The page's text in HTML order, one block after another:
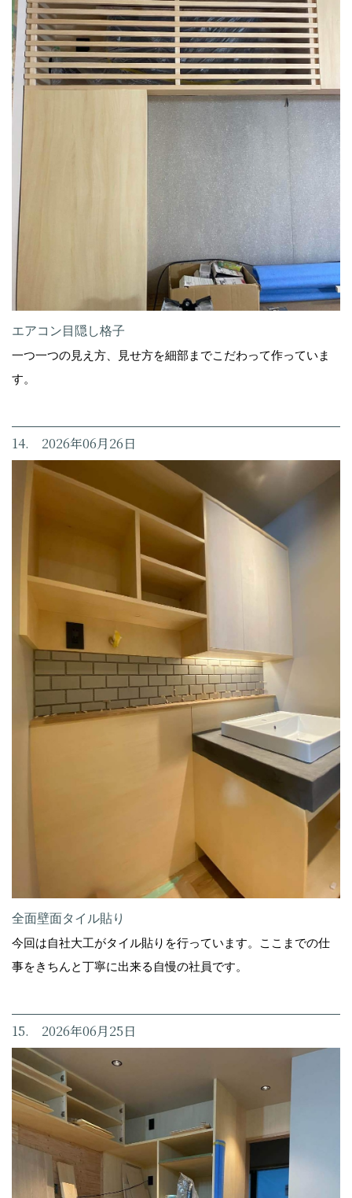
エアコン目隠し格子
一つ一つの見え方、見せ方を細部までこだわって作っていま
す。
14. 2026年06月26日
全面壁面タイル貼り
今回は自社大工がタイル貼りを行っています。ここまでの仕
事をきちんと丁寧に出来る自慢の社員です。
15. 2026年06月25日